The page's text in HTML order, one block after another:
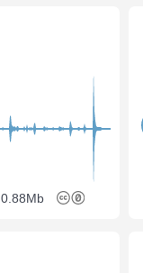
0.88Mb